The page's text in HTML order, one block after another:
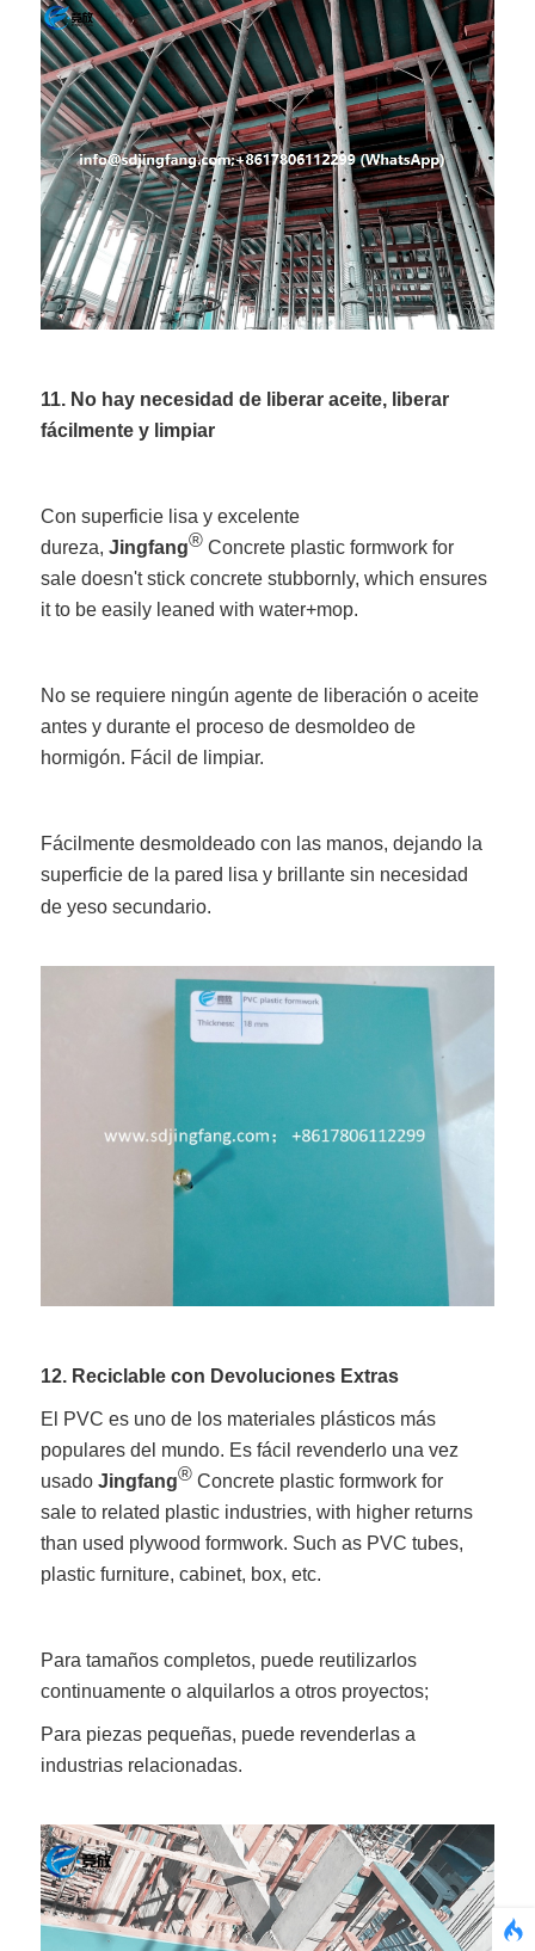
11. No hay necesidad de liberar aceite, liberar
fácilmente y limpiar
Con superficie lisa y excelente
dureza,Jingfang® Concrete plastic formwork for
sale doesn't stick concrete stubbornly, which ensures
it to be easily leaned with water+mop.
No se requiere ningún agente de liberación o aceite
antes y durante el proceso de desmoldeo de
hormigón. Fácil de limpiar.
Fácilmente desmoldeado con las manos, dejando la
superficie de la pared lisa y brillante sin necesidad
de yeso secundario.
12. Reciclable con Devoluciones Extras
El PVC es uno de los materiales plásticos más
populares del mundo. Es fácil revenderlo una vez
usadoJingfang® Concrete plastic formwork for
sale to related plastic industries, with higher returns
than used plywood formwork. Such as PVC tubes,
plastic furniture, cabinet, box, etc.
Para tamaños completos, puede reutilizarlos
continuamente o alquilarlos a otros proyectos;
Para piezas pequeñas, puede revenderlas a
industrias relacionadas.